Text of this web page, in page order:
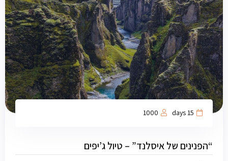
15 days
1000
“הפנינים של איסלנד” – טיול ג’יפים